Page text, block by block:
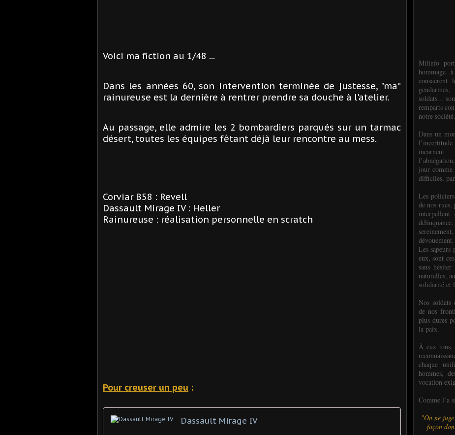
Voici ma fiction au 1/48 ...
Dans les années 60, son intervention terminée de justesse, "ma"
rainureuse est la dernière à rentrer prendre sa douche à l'atelier.
Au passage, elle admire les 2 bombardiers parqués sur un tarmac
désert, toutes les équipes fêtant déjà leur rencontre au mess.
Corviar B58 : Revell
Dassault Mirage IV : Heller
Rainureuse : réalisation personnelle en scratch
Pour creuser un peu :
Dassault Mirage IV
Milinfo
hommage
consacrent
gendarmes,
soldats...
remparts
notre société.
Dans un
incarnent
jour comme
difficiles,
Les
de nos rues,
dévouement.
Les
eux, sont
sans
naturelles,
solidarité et
Nos soldats
de nos
plus dures
la paix.
À eux tous,
chaque
hommes,
vocation
Comme l’a
"On ne
façon